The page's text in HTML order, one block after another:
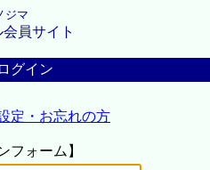
ジマ
員サイト
グイン
定・お忘れの方
フォーム】